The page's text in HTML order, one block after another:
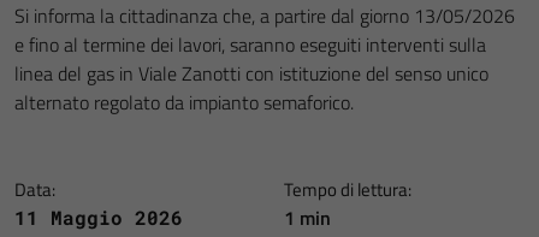
Si informa la cittadinanza che, a partire dal giorno 13/05/2026
e fino al termine dei lavori, saranno eseguiti interventi sulla
linea del gas in Viale Zanotti con istituzione del senso unico
alternato regolato da impianto semaforico.
Data:
11 Maggio 2026
Tempo di lettura:
1 min